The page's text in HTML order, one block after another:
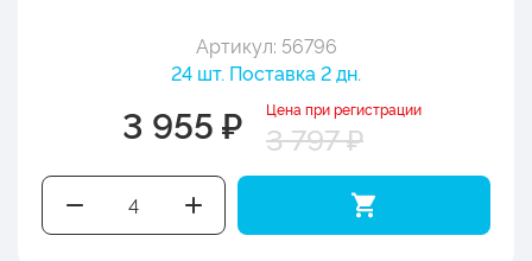
Артикул: 56796
24 шт. Поставка 2 дн.
3 955 ₽ Цена при регистрации
3 797 ₽